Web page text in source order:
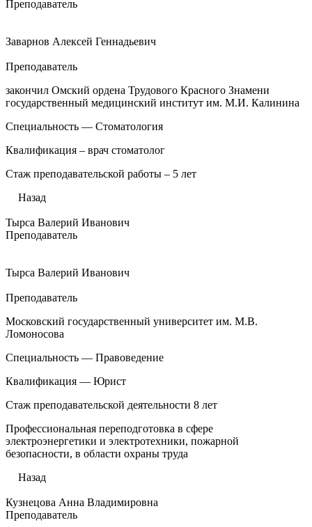
Преподаватель
Заварнов Алексей Геннадьевич
Преподаватель
закончил Омский ордена Трудового Красного Знамени
государственный медицинский институт им. М.И. Калинина
Специальность — Стоматология
Квалификация – врач стоматолог
Стаж преподавательской работы – 5 лет
Назад
Тырса Валерий Иванович
Преподаватель
Тырса Валерий Иванович
Преподаватель
Московский государственный университет им. М.В.
Ломоносова
Специальность — Правоведение
Квалификация — Юрист
Стаж преподавательской деятельности 8 лет
Профессиональная переподготовка в сфере
электроэнергетики и электротехники, пожарной
безопасности, в области охраны труда
Назад
Кузнецова Анна Владимировна
Преподаватель